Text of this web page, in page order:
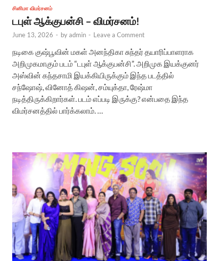
சினிமா விமர்சனம்
டபுள் ஆக்குபன்சி – விமர்சனம்!
June 13, 2026 - byadmin - Leave a Comment
நடிகை குஷ்பூவின் மகள் அனந்திகா சுந்தர் தயாரிப்பாளராக
அறிமுகமாகும் படம் “டபுள் ஆக்குபன்சி”. அறிமுக இயக்குனர்
அஸ்வின் கந்தசாமி இயக்கியிருக்கும் இந்த படத்தில்
சந்ஷோஷ், வினோத் கிஷன், சம்யுக்தா, ரேஷ்மா
நடித்திருக்கிறார்கள். படம் எப்படி இருக்கு? என்பதை இந்த
விமர்சனத்தில் பார்க்கலாம். …